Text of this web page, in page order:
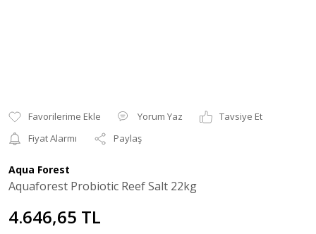
Yorum Yaz
Tavsiye Et
Fiyat Alarmı
Paylaş
Aqua Forest
Aquaforest Probiotic Reef Salt 22kg
4.646,65 TL